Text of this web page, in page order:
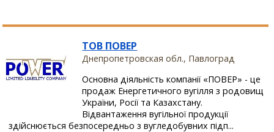
ТОВ ПОВЕР
Днепропетровская обл., Павлоград
Основна діяльність компанії «ПОВЕР» - це
продаж Енергетичного вугілля з родовищ
України, Росії та Казахстану.
Відвантаження вугільної продукції
здійснюється безпосередньо з вугледобувних підп...